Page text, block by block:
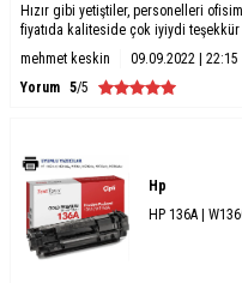
Hızır gibi yetiştiler, personelleri
fiyatıda kaliteside çok iyiydi teşekkür
mehmet keskin
09.09.2022 | 22:15
Yorum 5/5
Hp
HP 136A |